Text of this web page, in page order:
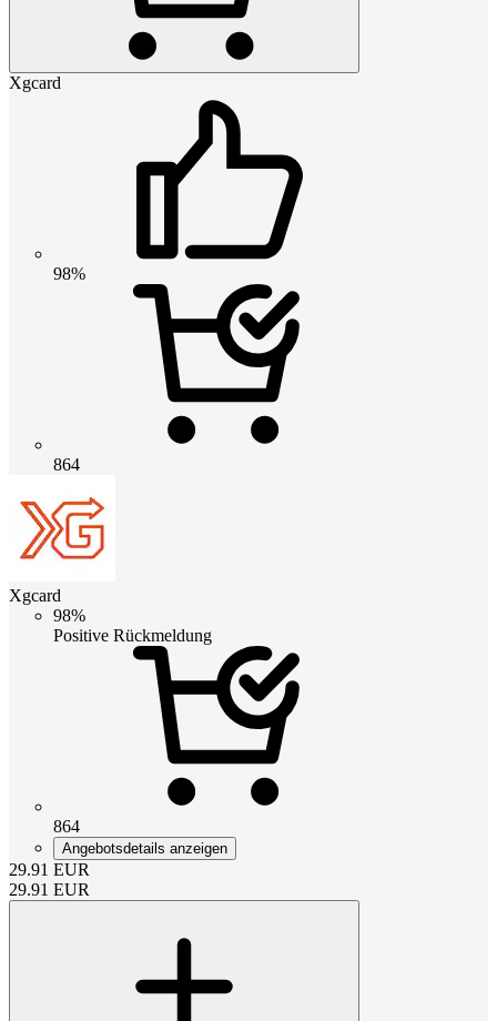
Xgcard
98%
864
Xgcard
98%
Positive Rückmeldung
864
Angebotsdetails anzeigen
29.91 EUR
29.91 EUR